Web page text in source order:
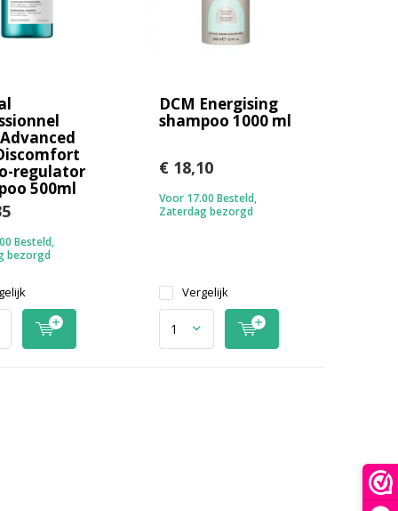
regulator
500ml
Besteld,
bezorgd
DCM Energising
shampoo 1000 ml
€ 18,10
Voor 17.00 Besteld,
Zaterdag bezorgd
Vergelijk